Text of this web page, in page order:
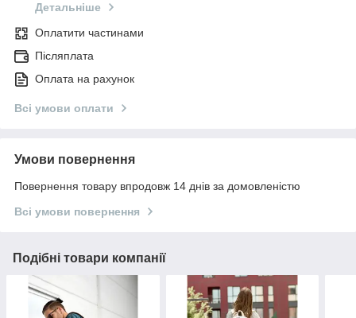
Детальніше
Оплатити частинами
Післяплата
Оплата на рахунок
Всі умови оплати
Умови повернення
Повернення товару впродовж 14 днів за домовленістю
Всі умови повернення
Подібні товари компанії